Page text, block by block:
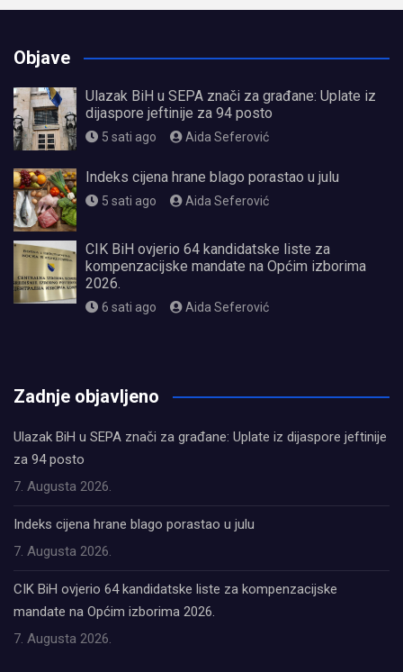
Objave
Ulazak BiH u SEPA znači za građane: Uplate iz
dijaspore jeftinije za 94 posto
5 sati ago Aida Seferović
Indeks cijena hrane blago porastao u julu
5 sati ago Aida Seferović
CIK BiH ovjerio 64 kandidatske liste za
kompenzacijske mandate na Općim izborima
2026.
6 sati ago Aida Seferović
Zadnje objavljeno
Ulazak BiH u SEPA znači za građane: Uplate iz dijaspore jeftinije
za 94 posto
7. Augusta 2026.
Indeks cijena hrane blago porastao u julu
7. Augusta 2026.
CIK BiH ovjerio 64 kandidatske liste za kompenzacijske
mandate na Općim izborima 2026.
7. Augusta 2026.